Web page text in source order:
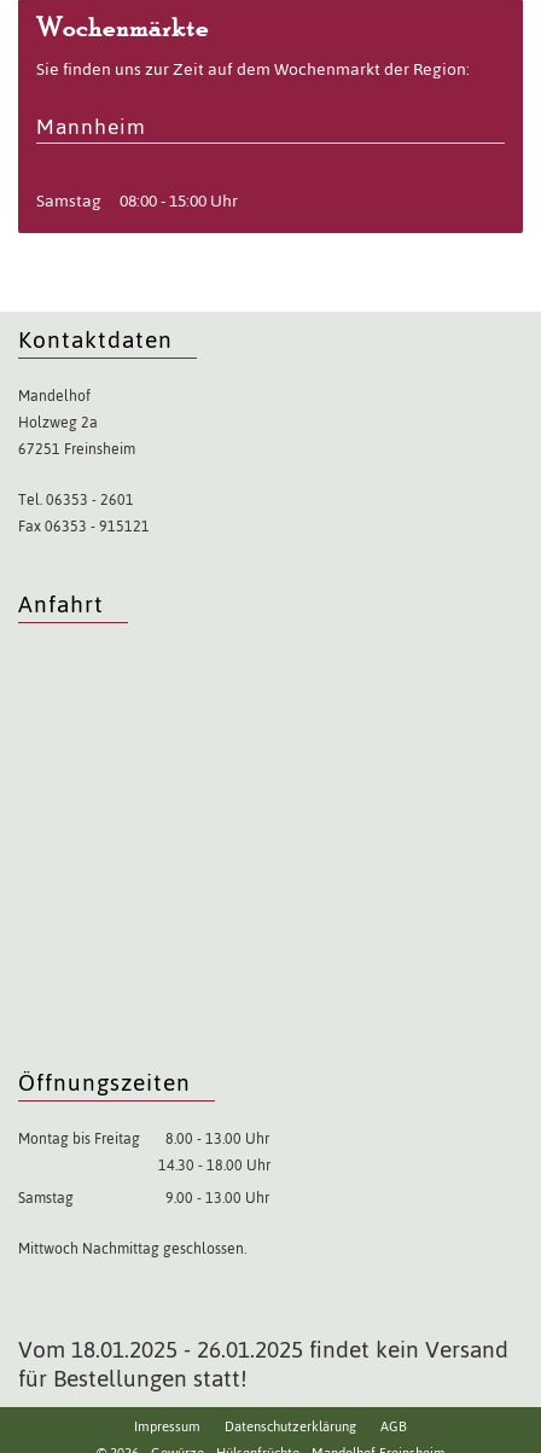
Wochenmärkte
Sie finden uns zur Zeit auf dem Wochenmarkt der Region:
Mannheim
Samstag 08:00 - 15:00 Uhr
Kontaktdaten
Mandelhof
Holzweg 2a
67251 Freinsheim
Tel. 06353 - 2601
Fax 06353 - 915121
Anfahrt
Öffnungszeiten
Montag bis Freitag
8.00 - 13.00 Uhr
14.30 - 18.00 Uhr
Samstag
9.00 - 13.00 Uhr
Mittwoch Nachmittag geschlossen.
Vom 18.01.2025 - 26.01.2025 findet kein Versand
für Bestellungen statt!
Impressum Datenschutzerklärung
AGB